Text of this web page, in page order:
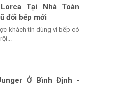
Tại Nhà Toàn
đổi bếp mới
khách tin dùng vì bếp có
Ở Bình Định -